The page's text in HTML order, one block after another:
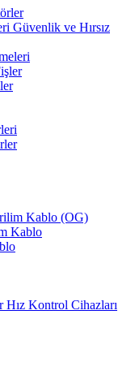
Güvenlik ve Hırsız
Kablo (OG)
Kablo
Hız Kontrol Cihazları